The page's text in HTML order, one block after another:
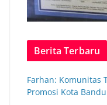
Berita Terbaru
Farhan: Komunitas
Promosi Kota